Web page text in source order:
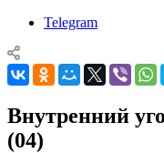
Telegram
Внутренний
(04)